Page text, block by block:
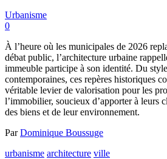
Urbanisme
0
À l’heure où les municipales de 2026
débat public, l’architecture urbaine
immeuble participe à son identité. Du
contemporaines, ces repères historiques
véritable levier de valorisation pour les
l’immobilier, soucieux d’apporter à leurs
des biens et de leur environnement.
ParDominique Boussuge
urbanisme architecture ville